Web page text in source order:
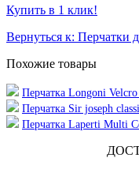
Купить в 1 клик!
Вернуться к: Перчатки
Похожие товары
Перчатка Longoni Velcro
Перчатка Sir joseph
Перчатка Laperti Multi